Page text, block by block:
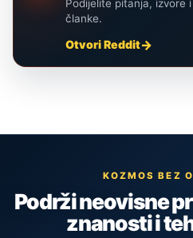
Podijelite pitanja, izvore
članke.
Otvori Reddit
KOZMOS BEZ
Podrži neovisne
znanosti i